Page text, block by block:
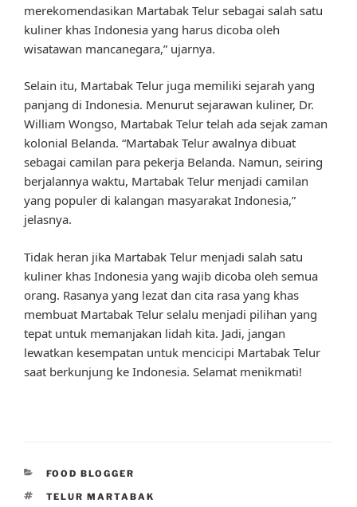
merekomendasikan Martabak Telur sebagai salah satu
kuliner khas Indonesia yang harus dicoba oleh
wisatawan mancanegara,” ujarnya.
Selain itu, Martabak Telur juga memiliki sejarah yang
panjang di Indonesia. Menurut sejarawan kuliner, Dr.
William Wongso, Martabak Telur telah ada sejak zaman
kolonial Belanda. “Martabak Telur awalnya dibuat
sebagai camilan para pekerja Belanda. Namun, seiring
berjalannya waktu, Martabak Telur menjadi camilan
yang populer di kalangan masyarakat Indonesia,”
jelasnya.
Tidak heran jika Martabak Telur menjadi salah satu
kuliner khas Indonesia yang wajib dicoba oleh semua
orang. Rasanya yang lezat dan cita rasa yang khas
membuat Martabak Telur selalu menjadi pilihan yang
tepat untuk memanjakan lidah kita. Jadi, jangan
lewatkan kesempatan untuk mencicipi Martabak Telur
saat berkunjung ke Indonesia. Selamat menikmati!
CATEGORIES
FOOD BLOGGER
TAGS
TELUR MARTABAK